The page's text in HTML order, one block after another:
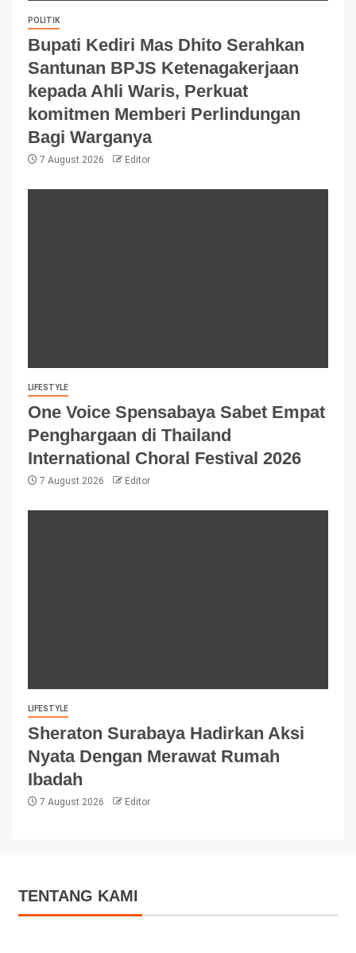
POLITIK
Bupati Kediri Mas Dhito Serahkan
Santunan BPJS Ketenagakerjaan
kepada Ahli Waris, Perkuat
komitmen Memberi Perlindungan
Bagi Warganya
7 August 2026 Editor
LIFESTYLE
One Voice Spensabaya Sabet Empat
Penghargaan di Thailand
International Choral Festival 2026
7 August 2026 Editor
LIFESTYLE
Sheraton Surabaya Hadirkan Aksi
Nyata Dengan Merawat Rumah
Ibadah
7 August 2026 Editor
TENTANG KAMI